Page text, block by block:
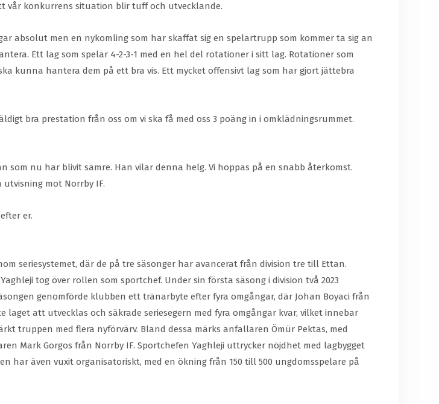
vår konkurrens situation blir tuff och utvecklande.
absolut men en nykomling som har skaffat sig en spelartrupp som kommer ta sig an
Ett lag som spelar 4-2-3-1 med en hel del rotationer i sitt lag. Rotationer som
kunna hantera dem på ett bra vis. Ett mycket offensivt lag som har gjort jättebra
bra prestation från oss om vi ska få med oss 3 poäng in i omklädningsrummet.
som nu har blivit sämre. Han vilar denna helg. Vi hoppas på en snabb återkomst.
mot Norrby IF.
er.
seriesystemet, där de på tre säsonger har avancerat från division tre till Ettan.
tog över rollen som sportchef. Under sin första säsong i division två 2023
genomförde klubben ett tränarbyte efter fyra omgångar, där Johan Boyaci från
att utvecklas och säkrade seriesegern med fyra omgångar kvar, vilket innebar
truppen med flera nyförvärv. Bland dessa märks anfallaren Ömür Pektas, med
Mark Gorgos från Norrby IF. Sportchefen Yaghleji uttrycker nöjdhet med lagbygget
även vuxit organisatoriskt, med en ökning från 150 till 500 ungdomsspelare på